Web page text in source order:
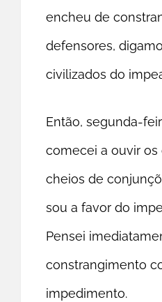
encheu de
defensores,
civilizados do
Então, segunda-
comecei a ouvir os
cheios de
sou a favor do
Pensei
constrangimento
impedimento.